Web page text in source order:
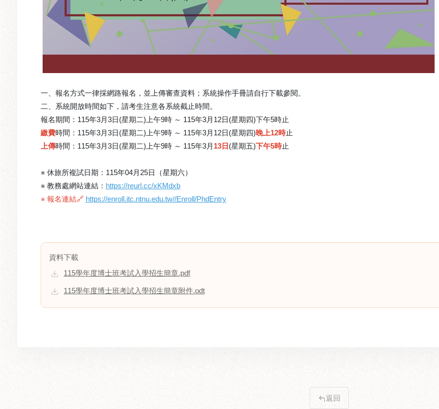
一、報名方式一律採網路報名，並上傳審查資料；系統操作手冊請自行下載參閱。
二、系統開放時間如下，請考生注意各系統截止時間。
報名期間：115年3月3日(星期二)上午9時 ～ 115年3月12日(星期四)下午5時止
繳費時間：115年3月3日(星期二)上午9時 ～ 115年3月12日(星期四)晚上12時止
上傳時間：115年3月3日(星期二)上午9時 ～ 115年3月 13日 (星期五)下午5時止
※ 休旅所複試日期：115年04月25日（星期六）
※ 教務處網站連結： https://reurl.cc/xKMdxb
※ 報名連結🔗 https://enroll.itc.ntnu.edu.tw//Enroll/PhdEntry
資料下載
115學年度博士班考試入學招生簡章.pdf
115學年度博士班考試入學招生簡章附件.odt
返回